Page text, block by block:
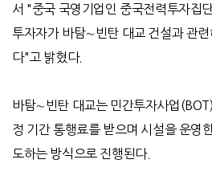
서 "중국 국영기업인 중국전력투자집
투자자가 바탐∼빈탄 대교 건설과 관
다"고 밝혔다.
바탐∼빈탄 대교는 민간투자사업
정 기간 통행료를 받으며 시설을 운영
도하는 방식으로 진행된다.